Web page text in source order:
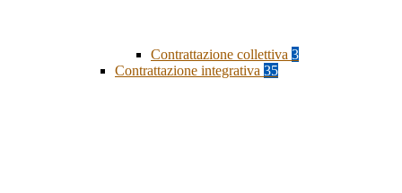
Contrattazione collettiva 3
Contrattazione integrativa 35